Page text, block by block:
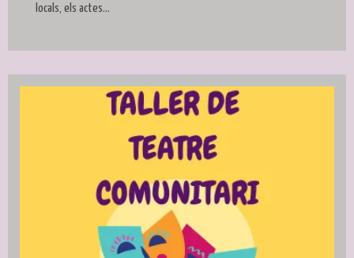
locals, els actes...